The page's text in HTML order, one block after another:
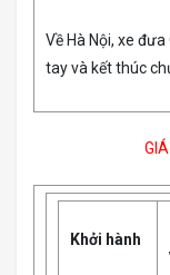
Về Hà Nội, xe
tay và kết thúc
Khởi hành